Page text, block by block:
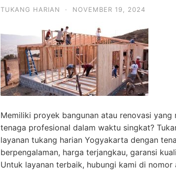
TUKANG HARIAN · NOVEMBER 19, 2024
Memiliki proyek bangunan atau renovasi yang
tenaga profesional dalam waktu singkat?
layanan tukang harian Yogyakarta dengan
berpengalaman, harga terjangkau, garansi
Untuk layanan terbaik, hubungi kami di